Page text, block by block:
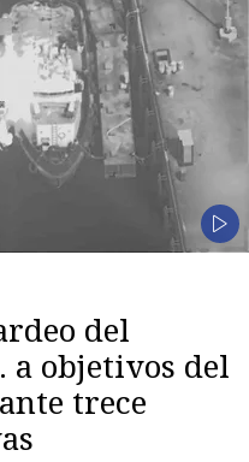
del
a objetivos del
trece